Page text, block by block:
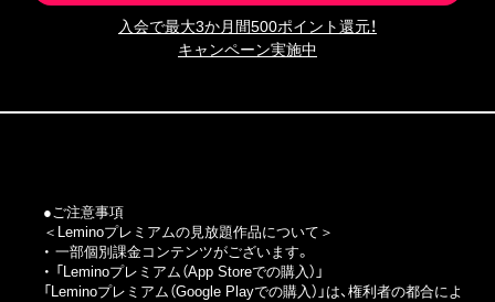
入会で最大3か月間500ポイント還元！
キャンペーン実施中
●ご注意事項
＜Leminoプレミアムの見放題作品について＞
・ 一部個別課金コンテンツがございます。
・ 「Leminoプレミアム（App Storeでの購入）」
「Leminoプレミアム（Google Playでの購入）」 は、権利者の都合によ